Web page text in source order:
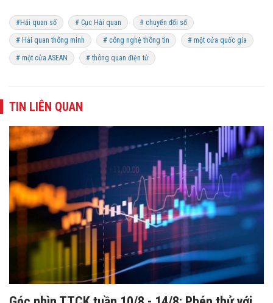
#Hải quan số # Cục Hải quan # chuyển đổi số
# Hải quan thông minh # công nghệ thông tin # một cửa quốc gia
# một cửa ASEAN # thông quan điện tử
TIN LIÊN QUAN